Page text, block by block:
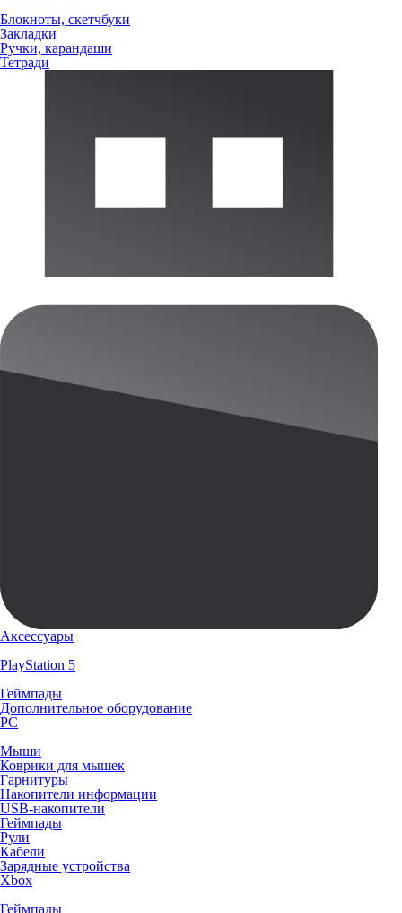
Блокноты, скетчбуки
Закладки
Ручки, карандаши
Тетради
Аксессуары
PlayStation 5
Геймпады
Дополнительное оборудование
PC
Мыши
Коврики для мышек
Гарнитуры
Накопители информации
USB-накопители
Геймпады
Рули
Кабели
Зарядные устройства
Xbox
Геймпады